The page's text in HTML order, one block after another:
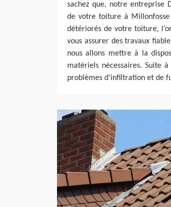
sachez que, notre entreprise
de votre toiture à
détériorés de votre toiture,
vous assurer des travaux
nous allons mettre à la
matériels nécessaires. Suite
problèmes d’infiltration et de